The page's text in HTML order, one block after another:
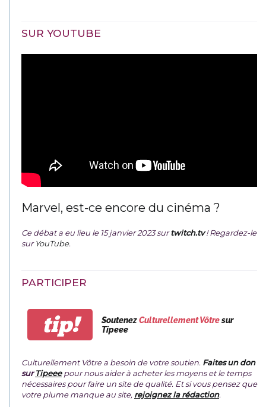
SUR YOUTUBE
Marvel, est-ce encore du cinéma ?
Ce débat a eu lieu le 15 janvier 2023 surtwitch.tv ! Regardez-le
surYouTube.
PARTICIPER
tip! SoutenezCulturellement Vôtresur
Tipeee
Culturellement Vôtre a besoin de votre soutien. Faites un don
surTipeeepour nous aider à acheter les moyens et le temps
nécessaires pour faire un site de qualité. Et si vous pensez que
votre plume manque au site, rejoignez la rédaction.